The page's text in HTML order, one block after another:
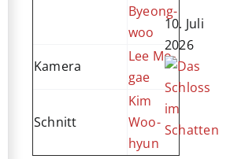
Byeong-
woo
Kamera
Lee Mo-
gae
Schnitt
Kim
Woo-
hyun
10. Juli
2026